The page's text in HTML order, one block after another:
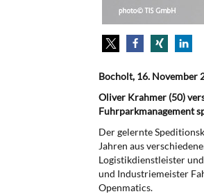
Bocholt, 16. November
Oliver Krahmer (50)
Fuhrparkmanagement
Der gelernte
Jahren aus
Logistikdienstleister
und Industriemeister
Openmatics.